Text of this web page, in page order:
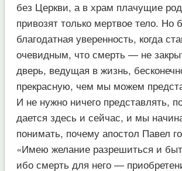
без Церкви, а в храм плачущие
привозят только мертвое тело. Но
благодатная уверенность, когда
очевидным, что смерть — не
дверь, ведущая в жизнь,
прекрасную, чем мы можем
И не нужно ничего представлять,
дается здесь и сейчас, и мы
понимать, почему апостол Павел
«Имею желание разрешиться и
ибо смерть для него —